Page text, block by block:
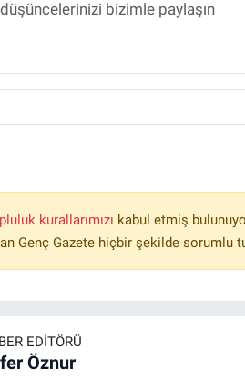
kurallarımızı kabul etmiş
Genç Gazete hiçbir şekilde sorumlu
EDITÖRÜ
Öznur